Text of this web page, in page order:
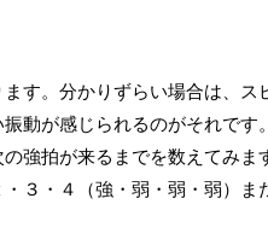
す。分かりずらい場合は、ス
動が感じられるのがそれです
強拍が来るまでを数えてみま
３・４（強・弱・弱・弱）